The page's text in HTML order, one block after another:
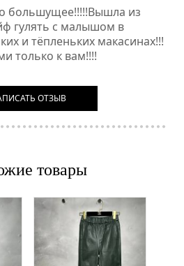
большущее!!!!!Вышла из
гулять с малышом в
и тёпленьких макасинах!!!
только к вам!!!!
ОТЗЫВ
товары